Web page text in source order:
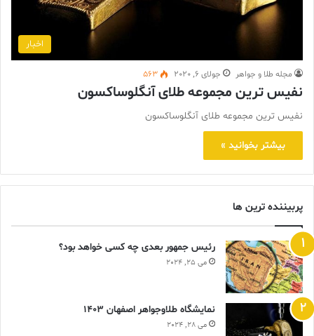
اخبار
مجله طلا و جواهر جولای 6, 2020 563
نفیس‏ ترین مجموعه طلای آنگلوساکسون
نفیس‏ ترین مجموعه طلای آنگلوساکسون
بیشتر بخوانید »
پربیننده ترین ها
رئیس جمهور بعدی چه کسی خواهد بود؟
می 25, 2024
نمایشگاه طلاوجواهر اصفهان 1403
می 28, 2024